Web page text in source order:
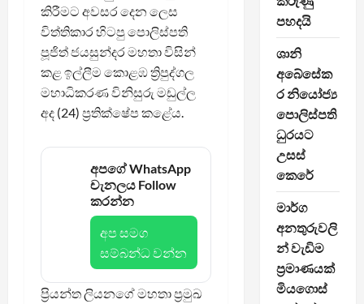
කිරීමට අවසර දෙන ලෙස
විත්තිකාර හිටපු පොලිස්පති
පූජිත් ජයසුන්දර මහතා විසින්
කළ ඉල්ලීම කොළඹ ත්‍රිපුද්ගල
මහාධිකරණ විනිසුරු මඩුල්ල
අද (24) ප්‍රතික්ෂේප කළේය.
අපගේ WhatsApp
චැනලය Follow
කරන්න
අප සමග
සම්බන්ධ වන්න
ප්‍රියන්ත ලියනගේ මහතා ප්‍රමුඛ
පහදයි
ශානි
අබේසේක
ර නියෝජ්‍ය
පොලිස්පති
ධුරයට
උසස්
කෙරේ
මාර්ග
අනතුරුවලි
න් වැඩිම
ප්‍රමාණයක්
මියගොස්